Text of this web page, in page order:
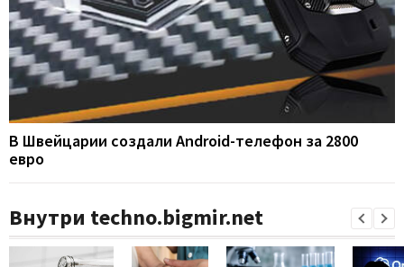
В Швейцарии создали Android-телефон за 2800
евро
Внутри techno.bigmir.net